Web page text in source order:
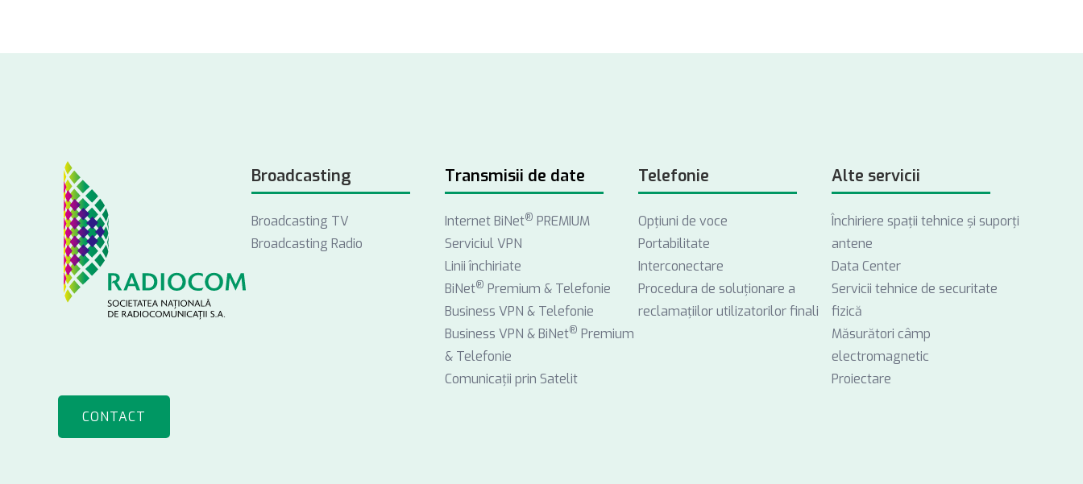
CONTACT
Broadcasting
Broadcasting TV
Broadcasting Radio
Transmisii de date
Internet BiNet® PREMIUM
Serviciul VPN
Linii închiriate
BiNet® Premium & Telefonie
Business VPN & Telefonie
Business VPN & BiNet® Premium
& Telefonie
Comunicații prin Satelit
Telefonie
Opţiuni de voce
Portabilitate
Interconectare
Procedura de soluționare a
reclamațiilor utilizatorilor finali
Alte servicii
Închiriere spații tehnice și suporți
antene
Data Center
Servicii tehnice de securitate
fizică
Măsurători câmp
electromagnetic
Proiectare